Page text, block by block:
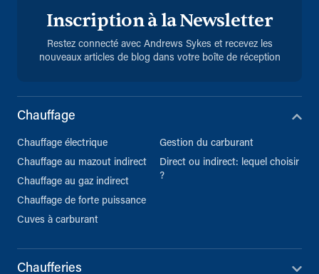
Inscription à la Newsletter
Restez connecté avec Andrews Sykes et recevez les
nouveaux articles de blog dans votre boîte de réception
Chauffage
Chauffage électrique
Chauffage au mazout indirect
Chauffage au gaz indirect
Chauffage de forte puissance
Cuves à carburant
Gestion du carburant
Direct ou indirect: lequel choisir
?
Chaufferies